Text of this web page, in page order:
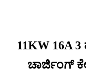
11KW 16A
ಚಾರ್ಜಿಂಗ್